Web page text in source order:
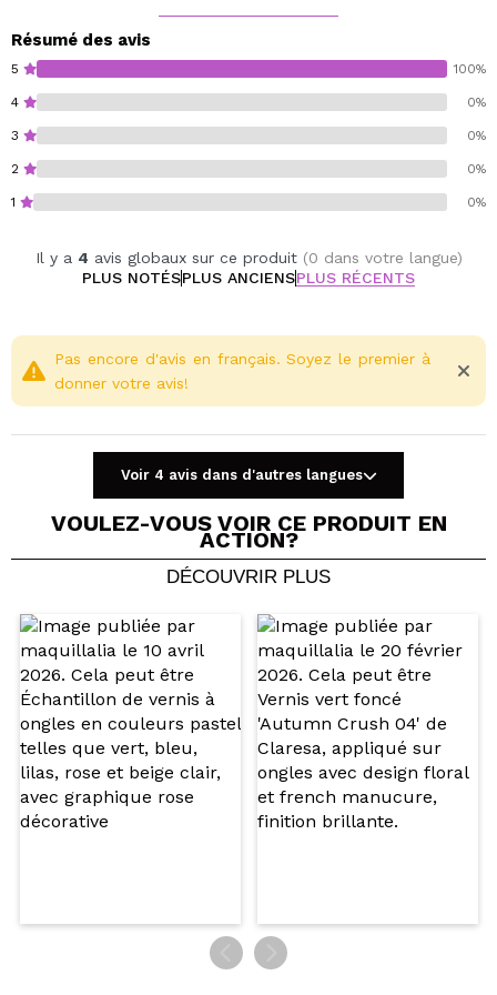
dans la cuticule, créant un bord propre qui ne tache
pas la peau autour de l'ongle.
Les contenants sont de 5 ml et sont présentés dans un
élégant contenant noir.
De plus, cela rend l'ongle moins épais, et donc plus
naturel.
Temps de durcissement :
Lampe LED UV 9 W – 2 x 45 sec.
Lampe LED UV 48 W – 30 sec.
Cruelty free.
Résumé des avis
5 100%
4 0%
3 0%
2 0%
1 0%
Il y a 4 avis globaux sur ce produit (0 dans votre langue)
PLUS NOTÉSPLUS ANCIENSPLUS RÉCENTS
Partager une vidéo ou une photo
Votre vidéo pourrait être la première. Imaginez...
Recommandez-vous cet achat? Oui Non
ENVOYER
Pas encore d'avis en français. Soyez le premier à
donner votre avis!
Voir 4 avis dans d'autres langues
VOULEZ-VOUS VOIR CE PRODUIT EN
ACTION?
DÉCOUVRIR PLUS